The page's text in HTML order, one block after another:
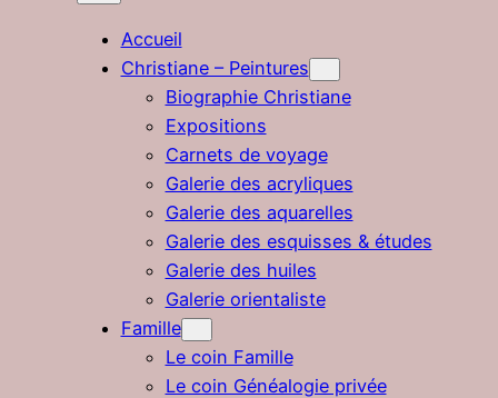
Accueil
Christiane – Peintures
Biographie Christiane
Expositions
Carnets de voyage
Galerie des acryliques
Galerie des aquarelles
Galerie des esquisses & études
Galerie des huiles
Galerie orientaliste
Famille
Le coin Famille
Le coin Généalogie privée